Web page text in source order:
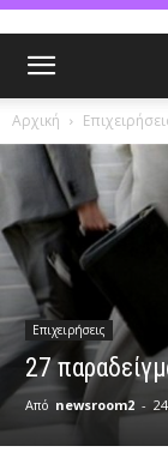
Αρχική
Επιχειρήσεις
27
Από newsroom2 -